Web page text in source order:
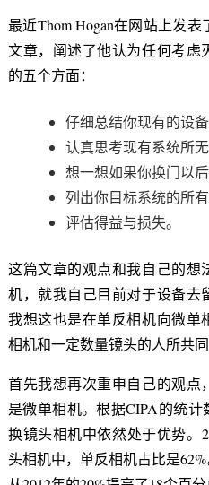
最近Thom Hogan在网站上发表
文章，阐述了他认为任何考虑
的五个方面：
仔细总结你现有的设备
认真思考现有系统所
想一想如果你换门以后
列出你目标系统的所有
评估得益与损失。
这篇文章的观点和我自己的想
机，就我自己目前对于设备去
我想这也是在单反相机向微单
相机和一定数量镜头的人所共同
首先我想再次重申自己的观点
是微单相机。根据CIPA的统
换镜头相机中依然处于优势。
头相机中，单反相机占比是